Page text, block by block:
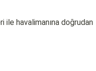
havalimanına doğrudan